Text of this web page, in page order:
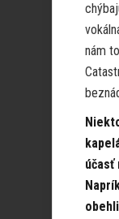
nám
účasť